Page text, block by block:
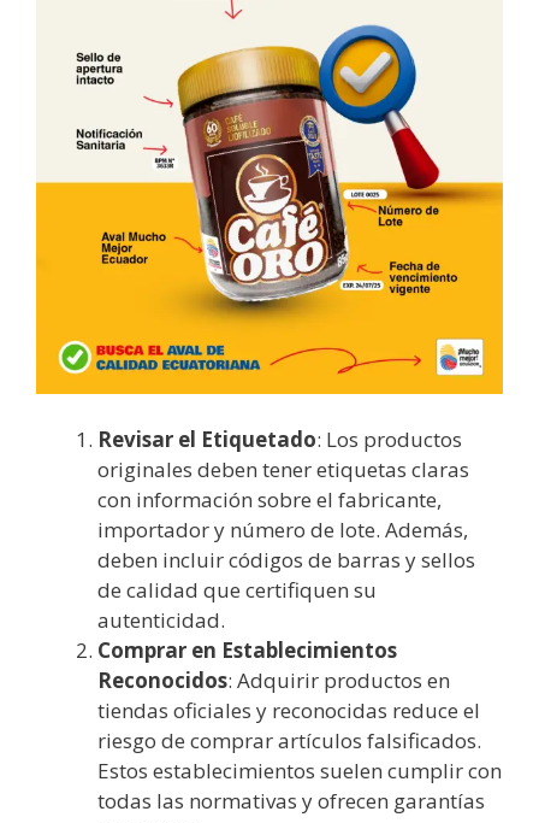
Revisar el Etiquetado: Los productos
originales deben tener etiquetas claras
con información sobre el fabricante,
importador y número de lote. Además,
deben incluir códigos de barras y sellos
de calidad que certifiquen su
autenticidad.
Comprar en Establecimientos
Reconocidos: Adquirir productos en
tiendas oficiales y reconocidas reduce el
riesgo de comprar artículos falsificados.
Estos establecimientos suelen cumplir con
todas las normativas y ofrecen garantías